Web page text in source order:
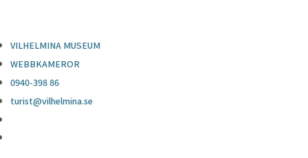
VILHELMINA MUSEUM
WEBBKAMEROR
0940-398 86
turist@vilhelmina.se